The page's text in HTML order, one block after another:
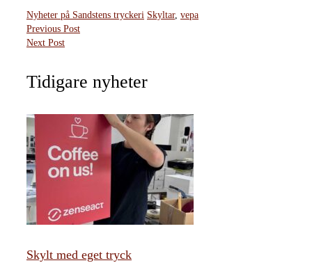
Nyheter på Sandstens tryckeri Skyltar, vepa
Previous Post
Next Post
Tidigare nyheter
Skylt med eget tryck